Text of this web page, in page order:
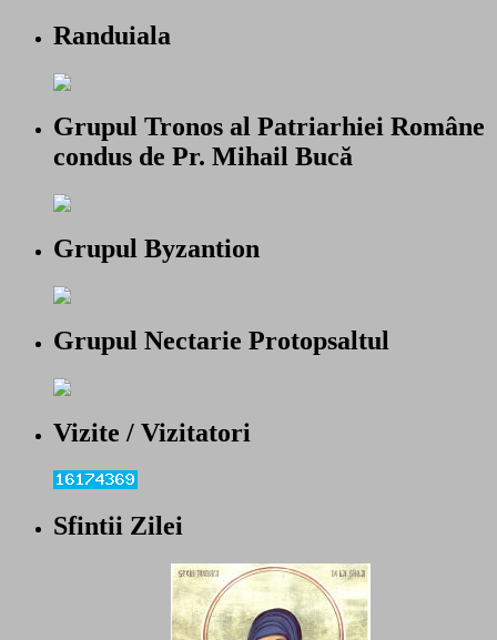
Randuiala
Grupul Tronos al Patriarhiei Române
condus de Pr. Mihail Bucă
Grupul Byzantion
Grupul Nectarie Protopsaltul
Vizite / Vizitatori
Sfintii Zilei